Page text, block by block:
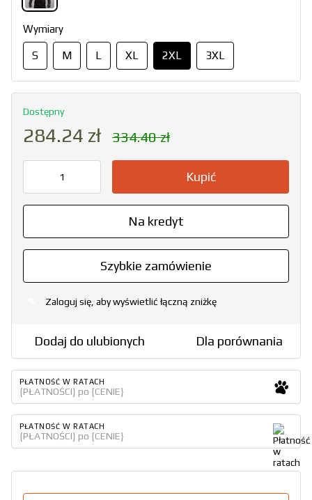
Wymiary
S M L XL 2XL 3XL
Dostępny
284.24 zł 334.40 zł
Kupić
Na kredyt
Szybkie zamówienie
Zaloguj się, aby wyświetlić łączną zniżkę
Dodaj do ulubionych Dla porównania
PŁATNOŚĆ W RATACH
{PŁATNOŚCI} po {CENIE}
PŁATNOŚĆ W RATACH
{PŁATNOŚCI} po {CENIE}